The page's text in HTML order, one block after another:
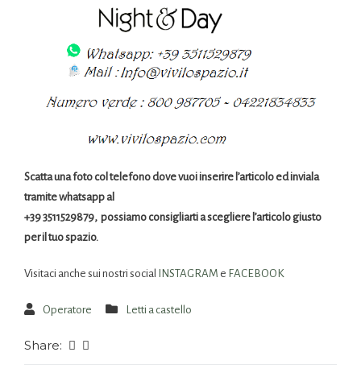
Scatta una foto col telefono dove vuoi inserire l’articolo ed inviala
tramite whatsapp al
+39 3511529879, possiamo consigliarti a scegliere l’articolo giusto
per il tuo spazio.
Visitaci anche sui nostri social INSTAGRAM e FACEBOOK
Operatore Letti a castello
Share: